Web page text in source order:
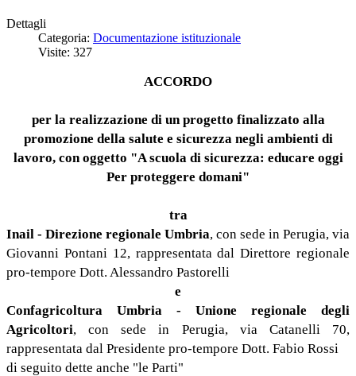
Dettagli
Categoria: Documentazione istituzionale
Visite: 327
ACCORDO
per la realizzazione di un progetto finalizzato alla
promozione della salute e sicurezza negli ambienti di
lavoro, con oggetto "A scuola di sicurezza: educare oggi
Per proteggere domani"
tra
Inail - Direzione regionale Umbria, con sede in Perugia, via
Giovanni Pontani 12, rappresentata dal Direttore regionale
pro-tempore Dott. Alessandro Pastorelli
e
Confagricoltura Umbria - Unione regionale degli
Agricoltori, con sede in Perugia, via Catanelli 70,
rappresentata dal Presidente pro-tempore Dott. Fabio Rossi
di seguito dette anche "le Parti"